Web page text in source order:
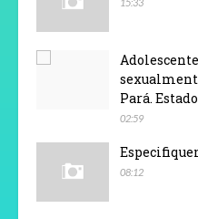
15:33
Pará.
02:59
08:12